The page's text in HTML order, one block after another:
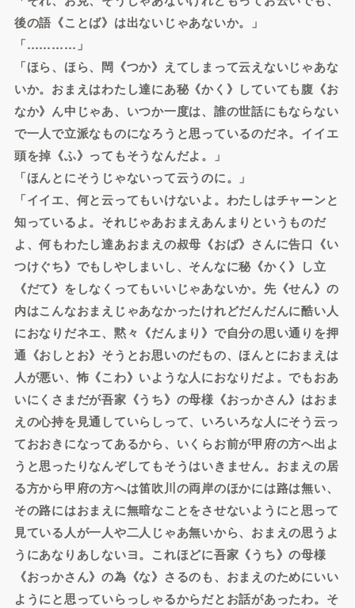
後の語《ことば》は出ないじゃあないか。」
「…………」
「ほら、ほら、閊《つか》えてしまって云えないじゃあな
いか。おまえはわたし達にあ秘《かく》していても腹《お
なか》ん中じゃあ、いつか一度は、誰の世話にもならない
で一人で立派なものになろうと思っているのだネ。イイエ
頭を掉《ふ》ってもそうなんだよ。」
「ほんとにそうじゃないって云うのに。」
「イイエ、何と云ってもいけないよ。わたしはチャーンと
知っているよ。それじゃあおまえあんまりというものだ
よ、何もわたし達あおまえの叔母《おば》さんに告口《い
つけぐち》でもしやしまいし、そんなに秘《かく》し立
《だて》をしなくってもいいじゃあないか。先《せん》の
内はこんなおまえじゃあなかったけれどだんだんに酷い人
におなりだネエ、黙々《だんまり》で自分の思い通りを押
通《おしとお》そうとお思いのだもの、ほんとにおまえは
人が悪い、怖《こわ》いような人におなりだよ。でもおあ
いにくさまだが吾家《うち》の母様《おっかさん》はおま
えの心持を見通していらしって、いろいろな人にそう云っ
ておおきになってあるから、いくらお前が甲府の方へ出よ
うと思ったりなんぞしてもそうはいきません。おまえの居
る方から甲府の方へは笛吹川の両岸のほかには路は無い、
その路にはおまえに無暗なことをさせないようにと思って
見ている人が一人や二人じゃあ無いから、おまえの思うよ
うにあなりあしないヨ。これほどに吾家《うち》の母様
《おっかさん》の為《な》さるのも、おまえのためにいい
ようにと思っていらっしゃるからだとお話があったわ。そ